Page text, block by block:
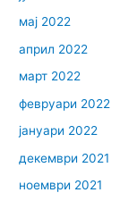
мај 2022
април 2022
март 2022
февруари 2022
јануари 2022
декември 2021
ноември 2021